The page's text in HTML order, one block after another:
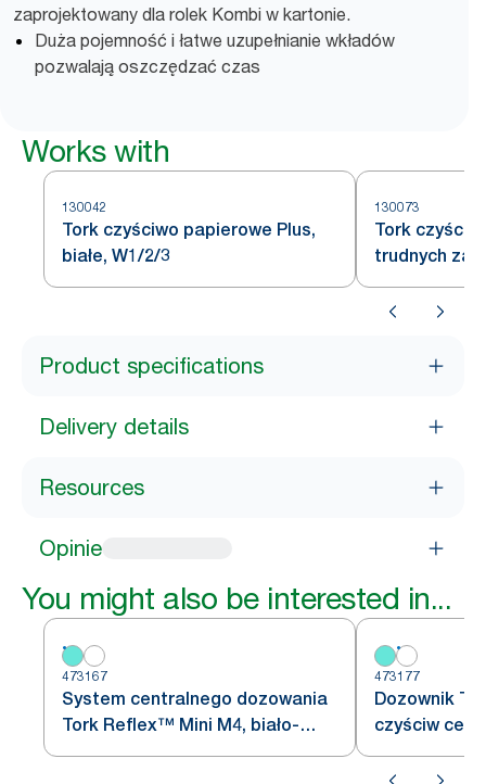
zaprojektowany dla rolek Kombi w kartonie.
Duża pojemność i łatwe uzupełnianie wkładów
pozwalają oszczędzać czas
Works with
130042
Tork czyściwo papierowe Plus,
białe, W1/2/3
130073
Tork
trudnych
W1/2/3
Product specifications
Delivery details
Resources
Opinie
You might also be interested in...
473167
System centralnego dozowania
Tork Reflex™ Mini M4, biało-
turkusowy
473177
Dozownik
czyściw
M4, biały